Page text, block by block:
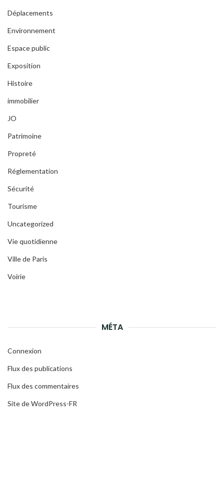
Déplacements
Environnement
Espace public
Exposition
Histoire
immobilier
JO
Patrimoine
Propreté
Réglementation
Sécurité
Tourisme
Uncategorized
Vie quotidienne
Ville de Paris
Voirie
MÉTA
Connexion
Flux des publications
Flux des commentaires
Site de WordPress-FR